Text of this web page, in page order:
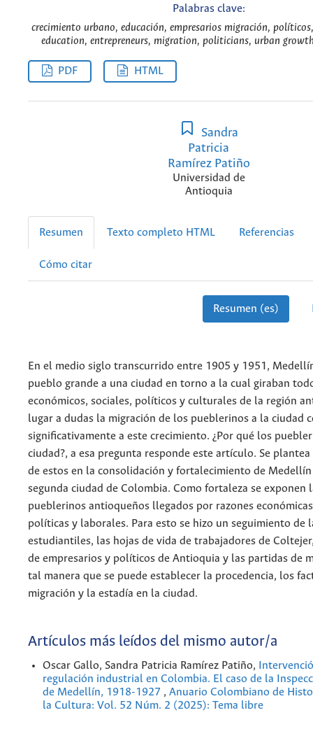
Palabras clave:
crecimiento urbano, educación, empresarios migración,
education, entrepreneurs, migration, politicians, urban
PDF HTML
Sandra
Patricia
Ramírez Patiño
Universidad de
Antioquia
Resumen Texto completo HTML Referencias
Cómo citar
Resumen (es)
En el medio siglo transcurrido entre 1905 y 1951,
pueblo grande a una ciudad en torno a la cual giraban
económicos, sociales, políticos y culturales de la región
lugar a dudas la migración de los pueblerinos a la ciudad
significativamente a este crecimiento. ¿Por qué los
ciudad?, a esa pregunta responde este artículo. Se
de estos en la consolidación y fortalecimiento de
segunda ciudad de Colombia. Como fortaleza se exponen
pueblerinos antioqueños llegados por razones
políticas y laborales. Para esto se hizo un seguimiento de
estudiantiles, las hojas de vida de trabajadores de
de empresarios y políticos de Antioquia y las partidas de
tal manera que se puede establecer la procedencia, los
migración y la estadía en la ciudad.
Artículos más leídos del mismo autor/a
Oscar Gallo, Sandra Patricia Ramírez Patiño,
regulación industrial en Colombia. El caso de la
de Medellín, 1918-1927 , Anuario Colombiano de
la Cultura: Vol. 52 Núm. 2 (2025): Tema libre